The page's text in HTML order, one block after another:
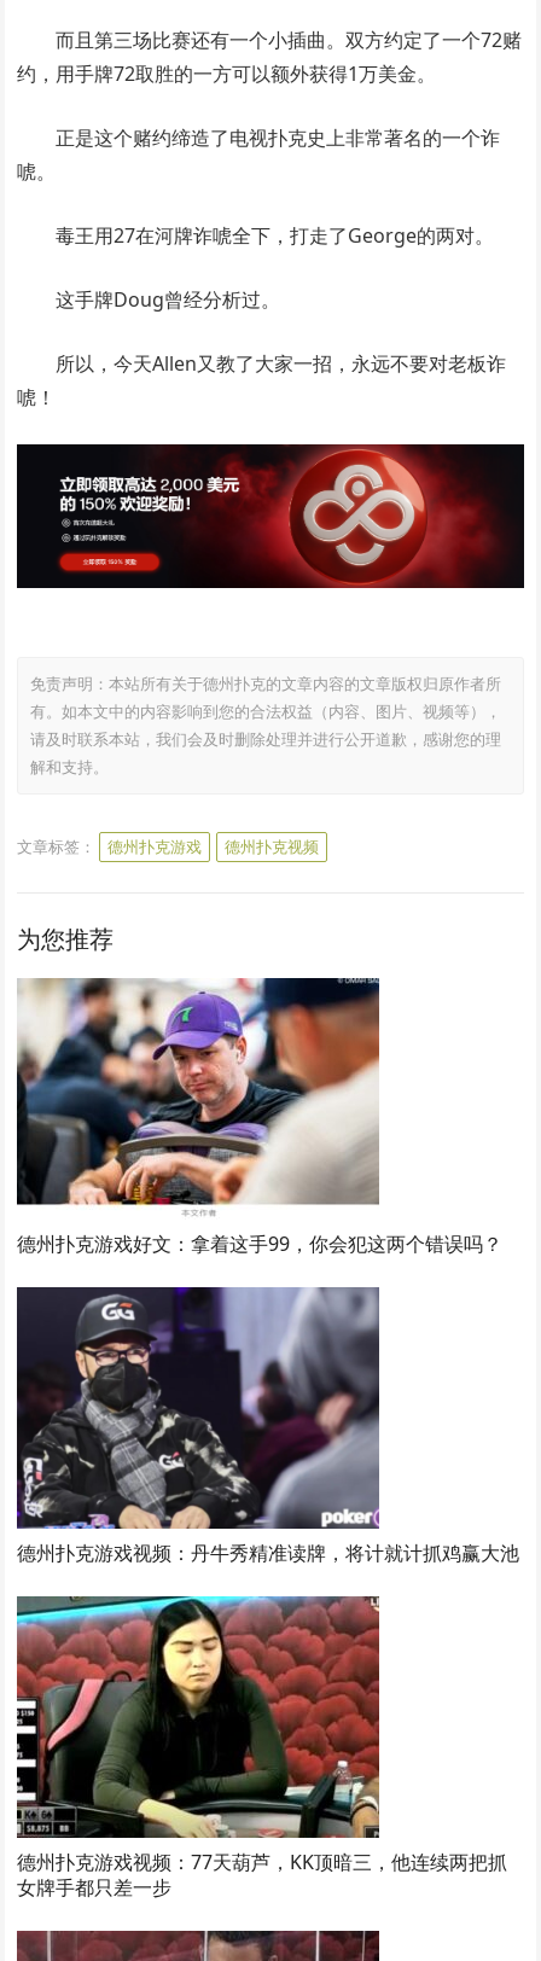
而且第三场比赛还有一个小插曲。双方约定了一个72赌
约，用手牌72取胜的一方可以额外获得1万美金。
正是这个赌约缔造了电视扑克史上非常著名的一个诈
唬。
毒王用27在河牌诈唬全下，打走了George的两对。
这手牌Doug曾经分析过。
所以，今天Allen又教了大家一招，永远不要对老板诈
唬！
免责声明：本站所有关于德州扑克的文章内容的文章版权归原作者所
有。如本文中的内容影响到您的合法权益（内容、图片、视频等），
请及时联系本站，我们会及时删除处理并进行公开道歉，感谢您的理
解和支持。
文章标签： 德州扑克游戏 德州扑克视频
为您推荐
德州扑克游戏好文：拿着这手99，你会犯这两个错误吗？
德州扑克游戏视频：丹牛秀精准读牌，将计就计抓鸡赢大池
德州扑克游戏视频：77天葫芦，KK顶暗三，他连续两把抓
女牌手都只差一步